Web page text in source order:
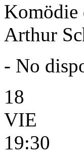
Komödie
Arthur
- No
18
VIE
19:30